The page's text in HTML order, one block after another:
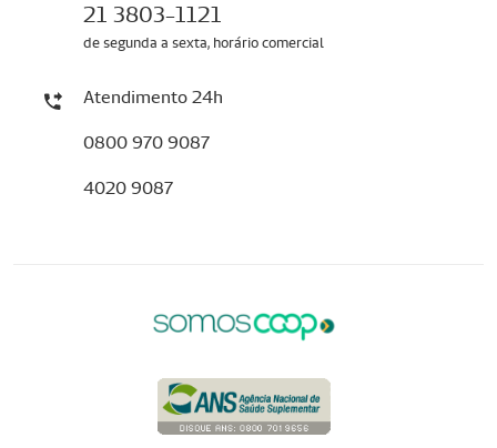
21 3803-1121
de segunda a sexta, horário comercial
Atendimento 24h
0800 970 9087
4020 9087